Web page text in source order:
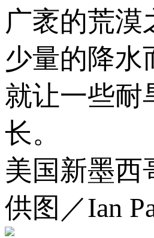
广袤的荒
少量的降水
就让一些耐
长。
美国新墨西
供图／Ian